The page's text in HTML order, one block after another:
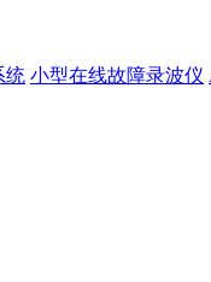
统 小型在线故障录波仪